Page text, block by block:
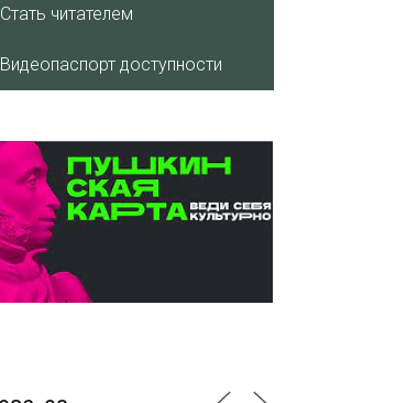
Стать читателем
Видеопаспорт доступности